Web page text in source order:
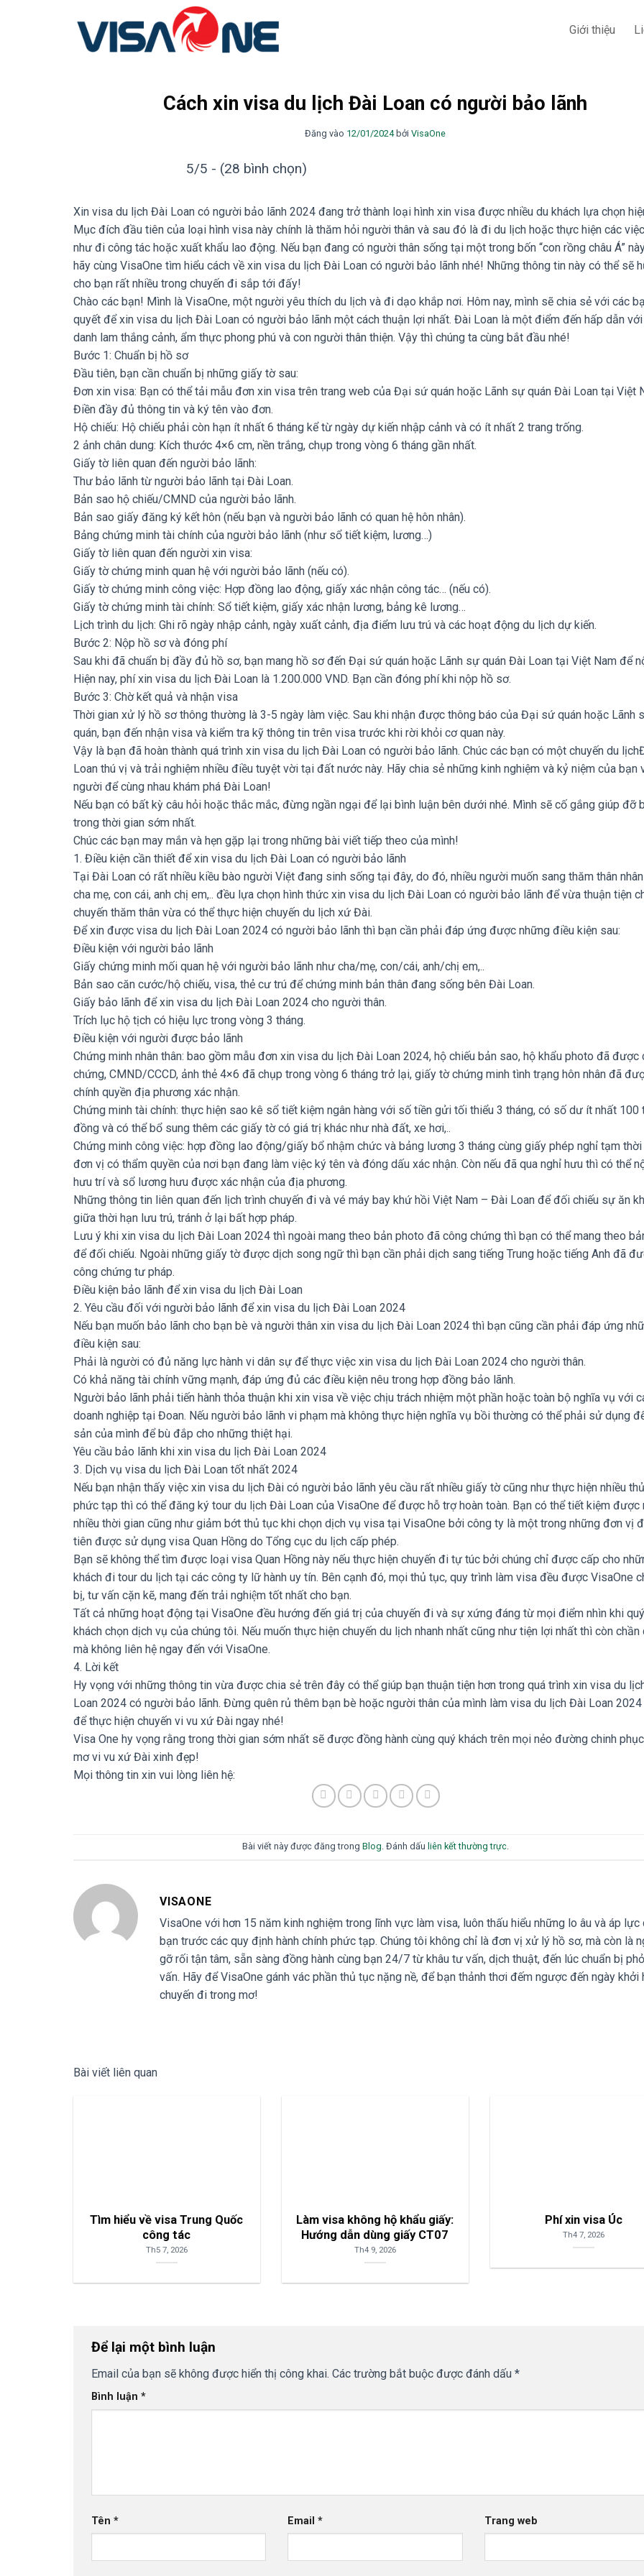
Giới thiệu
Cách xin visa du lịch Đài Loan có người bảo lãnh
Đăng vào 12/01/2024 bởi VisaOne
5/5 - (28 bình chọn)
Xin visa du lịch Đài Loan có người bảo lãnh 2024 đang trở thành loại hình xin visa được nhiều du khách lựa chọn
Mục đích đầu tiên của loại hình visa này chính là thăm hỏi người thân và sau đó là đi du lịch hoặc thực hiện các
như đi công tác hoặc xuất khẩu lao động. Nếu bạn đang có người thân sống tại một trong bốn “con rồng châu Á”
hãy cùng VisaOne tìm hiểu cách về xin visa du lịch Đài Loan có người bảo lãnh nhé! Những thông tin này có thể sẽ
cho bạn rất nhiều trong chuyến đi sắp tới đấy!
Chào các bạn! Mình là VisaOne, một người yêu thích du lịch và đi dạo khắp nơi. Hôm nay, mình sẽ chia sẻ với các
quyết để xin visa du lịch Đài Loan có người bảo lãnh một cách thuận lợi nhất. Đài Loan là một điểm đến hấp dẫn với
danh lam thắng cảnh, ẩm thực phong phú và con người thân thiện. Vậy thì chúng ta cùng bắt đầu nhé!
Bước 1: Chuẩn bị hồ sơ
Đầu tiên, bạn cần chuẩn bị những giấy tờ sau:
Đơn xin visa: Bạn có thể tải mẫu đơn xin visa trên trang web của Đại sứ quán hoặc Lãnh sự quán Đài Loan tại Việt
Điền đầy đủ thông tin và ký tên vào đơn.
Hộ chiếu: Hộ chiếu phải còn hạn ít nhất 6 tháng kể từ ngày dự kiến nhập cảnh và có ít nhất 2 trang trống.
2 ảnh chân dung: Kích thước 4×6 cm, nền trắng, chụp trong vòng 6 tháng gần nhất.
Giấy tờ liên quan đến người bảo lãnh:
Thư bảo lãnh từ người bảo lãnh tại Đài Loan.
Bản sao hộ chiếu/CMND của người bảo lãnh.
Bản sao giấy đăng ký kết hôn (nếu bạn và người bảo lãnh có quan hệ hôn nhân).
Bảng chứng minh tài chính của người bảo lãnh (như sổ tiết kiệm, lương…)
Giấy tờ liên quan đến người xin visa:
Giấy tờ chứng minh quan hệ với người bảo lãnh (nếu có).
Giấy tờ chứng minh công việc: Hợp đồng lao động, giấy xác nhận công tác… (nếu có).
Giấy tờ chứng minh tài chính: Sổ tiết kiệm, giấy xác nhận lương, bảng kê lương…
Lịch trình du lịch: Ghi rõ ngày nhập cảnh, ngày xuất cảnh, địa điểm lưu trú và các hoạt động du lịch dự kiến.
Bước 2: Nộp hồ sơ và đóng phí
Sau khi đã chuẩn bị đầy đủ hồ sơ, bạn mang hồ sơ đến Đại sứ quán hoặc Lãnh sự quán Đài Loan tại Việt Nam để
Hiện nay, phí xin visa du lịch Đài Loan là 1.200.000 VND. Bạn cần đóng phí khi nộp hồ sơ.
Bước 3: Chờ kết quả và nhận visa
Thời gian xử lý hồ sơ thông thường là 3-5 ngày làm việc. Sau khi nhận được thông báo của Đại sứ quán hoặc Lãnh
quán, bạn đến nhận visa và kiểm tra kỹ thông tin trên visa trước khi rời khỏi cơ quan này.
Vậy là bạn đã hoàn thành quá trình xin visa du lịch Đài Loan có người bảo lãnh. Chúc các bạn có một chuyến du
Loan thú vị và trải nghiệm nhiều điều tuyệt vời tại đất nước này. Hãy chia sẻ những kinh nghiệm và kỷ niệm của bạn
người để cùng nhau khám phá Đài Loan!
Nếu bạn có bất kỳ câu hỏi hoặc thắc mắc, đừng ngần ngại để lại bình luận bên dưới nhé. Mình sẽ cố gắng giúp đỡ
trong thời gian sớm nhất.
Chúc các bạn may mắn và hẹn gặp lại trong những bài viết tiếp theo của mình!
1. Điều kiện cần thiết để xin visa du lịch Đài Loan có người bảo lãnh
Tại Đài Loan có rất nhiều kiều bào người Việt đang sinh sống tại đây, do đó, nhiều người muốn sang thăm thân
cha mẹ, con cái, anh chị em,.. đều lựa chọn hình thức xin visa du lịch Đài Loan có người bảo lãnh để vừa thuận tiện
chuyến thăm thân vừa có thể thực hiện chuyến du lịch xứ Đài.
Để xin được visa du lịch Đài Loan 2024 có người bảo lãnh thì bạn cần phải đáp ứng được những điều kiện sau:
Điều kiện với người bảo lãnh
Giấy chứng minh mối quan hệ với người bảo lãnh như cha/mẹ, con/cái, anh/chị em,..
Bản sao căn cước/hộ chiếu, visa, thẻ cư trú để chứng minh bản thân đang sống bên Đài Loan.
Giấy bảo lãnh để xin visa du lịch Đài Loan 2024 cho người thân.
Trích lục hộ tịch có hiệu lực trong vòng 3 tháng.
Điều kiện với người được bảo lãnh
Chứng minh nhân thân: bao gồm mẫu đơn xin visa du lịch Đài Loan 2024, hộ chiếu bản sao, hộ khẩu photo đã được
chứng, CMND/CCCD, ảnh thẻ 4×6 đã chụp trong vòng 6 tháng trở lại, giấy tờ chứng minh tình trạng hôn nhân đã
chính quyền địa phương xác nhận.
Chứng minh tài chính: thực hiện sao kê sổ tiết kiệm ngân hàng với số tiền gửi tối thiểu 3 tháng, có số dư ít nhất 100
đồng và có thể bổ sung thêm các giấy tờ có giá trị khác như nhà đất, xe hơi,..
Chứng minh công việc: hợp đồng lao động/giấy bổ nhậm chức và bảng lương 3 tháng cùng giấy phép nghỉ tạm
đơn vị có thẩm quyền của nơi bạn đang làm việc ký tên và đóng dấu xác nhận. Còn nếu đã qua nghỉ hưu thì có thể
hưu trí và sổ lương hưu được xác nhận của địa phương.
Những thông tin liên quan đến lịch trình chuyến đi và vé máy bay khứ hồi Việt Nam – Đài Loan để đối chiếu sự ăn
giữa thời hạn lưu trú, tránh ở lại bất hợp pháp.
Lưu ý khi xin visa du lịch Đài Loan 2024 thì ngoài mang theo bản photo đã công chứng thì bạn có thể mang theo
để đối chiếu. Ngoài những giấy tờ được dịch song ngữ thì bạn cần phải dịch sang tiếng Trung hoặc tiếng Anh đã
công chứng tư pháp.
Điều kiện bảo lãnh để xin visa du lịch Đài Loan
2. Yêu cầu đối với người bảo lãnh để xin visa du lịch Đài Loan 2024
Nếu bạn muốn bảo lãnh cho bạn bè và người thân xin visa du lịch Đài Loan 2024 thì bạn cũng cần phải đáp ứng
điều kiện sau:
Phải là người có đủ năng lực hành vi dân sự để thực việc xin visa du lịch Đài Loan 2024 cho người thân.
Có khả năng tài chính vững mạnh, đáp ứng đủ các điều kiện nêu trong hợp đồng bảo lãnh.
Người bảo lãnh phải tiến hành thỏa thuận khi xin visa về việc chịu trách nhiệm một phần hoặc toàn bộ nghĩa vụ với
doanh nghiệp tại Đoan. Nếu người bảo lãnh vi phạm mà không thực hiện nghĩa vụ bồi thường có thể phải sử dụng
sản của mình để bù đắp cho những thiệt hại.
Yêu cầu bảo lãnh khi xin visa du lịch Đài Loan 2024
3. Dịch vụ visa du lịch Đài Loan tốt nhất 2024
Nếu bạn nhận thấy việc xin visa du lịch Đài có người bảo lãnh yêu cầu rất nhiều giấy tờ cũng như thực hiện nhiều
phức tạp thì có thể đăng ký tour du lịch Đài Loan của VisaOne để được hỗ trợ hoàn toàn. Bạn có thể tiết kiệm được
nhiều thời gian cũng như giảm bớt thủ tục khi chọn dịch vụ visa tại VisaOne bởi công ty là một trong những đơn vị
tiên được sử dụng visa Quan Hồng do Tổng cục du lịch cấp phép.
Bạn sẽ không thể tìm được loại visa Quan Hồng này nếu thực hiện chuyến đi tự túc bởi chúng chỉ được cấp cho
khách đi tour du lịch tại các công ty lữ hành uy tín. Bên cạnh đó, mọi thủ tục, quy trình làm visa đều được VisaOne
bị, tư vấn cặn kẽ, mang đến trải nghiệm tốt nhất cho bạn.
Tất cả những hoạt động tại VisaOne đều hướng đến giá trị của chuyến đi và sự xứng đáng từ mọi điểm nhìn khi
khách chọn dịch vụ của chúng tôi. Nếu muốn thực hiện chuyến du lịch nhanh nhất cũng như tiện lợi nhất thì còn chần
mà không liên hệ ngay đến với VisaOne.
4. Lời kết
Hy vọng với những thông tin vừa được chia sẻ trên đây có thể giúp bạn thuận tiện hơn trong quá trình xin visa du
Loan 2024 có người bảo lãnh. Đừng quên rủ thêm bạn bè hoặc người thân của mình làm visa du lịch Đài Loan 2024
để thực hiện chuyến vi vu xứ Đài ngay nhé!
Visa One hy vọng rằng trong thời gian sớm nhất sẽ được đồng hành cùng quý khách trên mọi nẻo đường chinh
mơ vi vu xứ Đài xinh đẹp!
Mọi thông tin xin vui lòng liên hệ:
Bài viết này được đăng trong Blog. Đánh dấu liên kết thường trực.
VISAONE
VisaOne với hơn 15 năm kinh nghiệm trong lĩnh vực làm visa, luôn thấu hiểu những lo âu và áp lực
bạn trước các quy định hành chính phức tạp. Chúng tôi không chỉ là đơn vị xử lý hồ sơ, mà còn là
gỡ rối tận tâm, sẵn sàng đồng hành cùng bạn 24/7 từ khâu tư vấn, dịch thuật, đến lúc chuẩn bị
vấn. Hãy để VisaOne gánh vác phần thủ tục nặng nề, để bạn thảnh thơi đếm ngược đến ngày khởi
chuyến đi trong mơ!
Bài viết liên quan
Tìm hiểu về visa Trung Quốc
công tác
Th5 7, 2026
Làm visa không hộ khẩu giấy:
Hướng dẫn dùng giấy CT07
Th4 9, 2026
Phí xin visa Úc
Th4 7, 2026
Để lại một bình luận
Email của bạn sẽ không được hiển thị công khai. Các trường bắt buộc được đánh dấu *
Bình luận *
Tên * Email* Trang web